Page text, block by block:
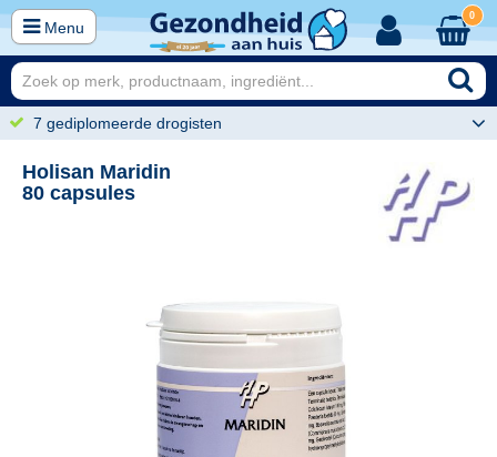
Menu
0
7 gediplomeerde drogisten
Holisan Maridin
80 capsules